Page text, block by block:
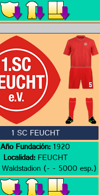
1 SC FEUCHT
Año Fundación:1920
Localidad:FEUCHT
Waldstadion (- - 5000 esp.)